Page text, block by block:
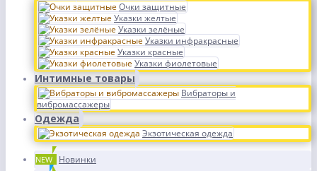
Очки защитные
Указки желтые
Указки зелёные
Указки инфракрасные
Указки красные
Указки фиолетовые
Интимные товары
Вибраторы и
вибромассажеры
Одежда
Экзотическая одежда
NEW Новинки